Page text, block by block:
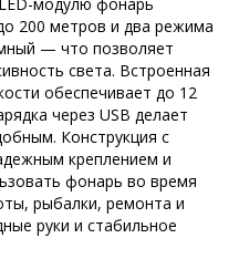
200 метров и два режима
— что позволяет
света. Встроенная
обеспечивает до 12
через USB делает
Конструкция с
креплением и
фонарь во время
рыбалки, ремонта и
руки и стабильное